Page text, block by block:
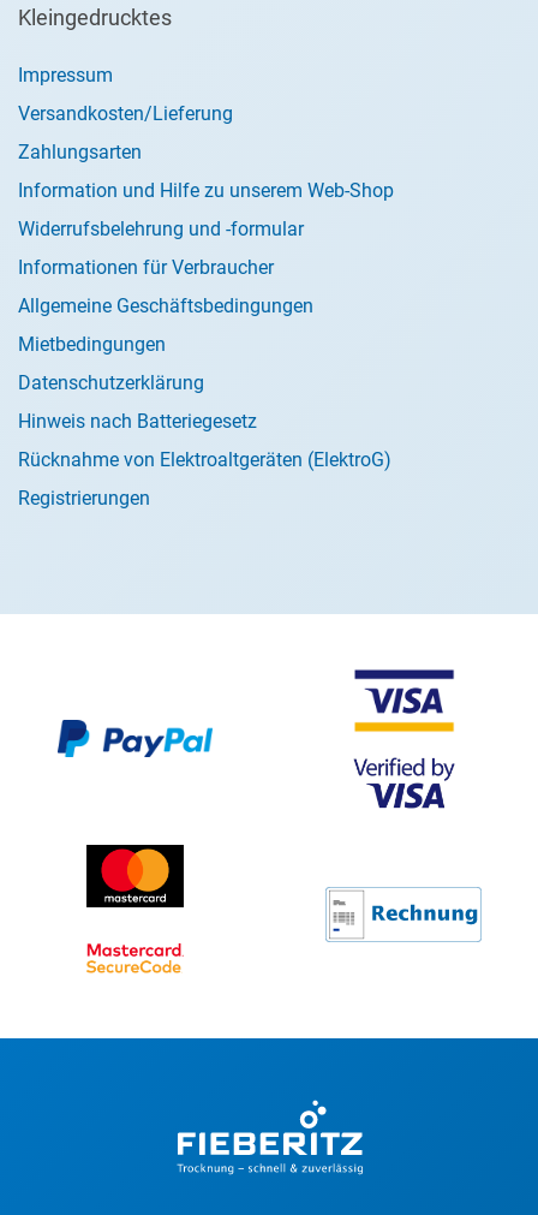
Kleingedrucktes
Impressum
Versandkosten/Lieferung
Zahlungsarten
Information und Hilfe zu unserem Web-Shop
Widerrufsbelehrung und -formular
Informationen für Verbraucher
Allgemeine Geschäftsbedingungen
Mietbedingungen
Datenschutzerklärung
Hinweis nach Batteriegesetz
Rücknahme von Elektroaltgeräten (ElektroG)
Registrierungen